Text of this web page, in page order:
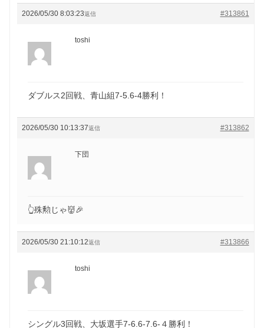
2026/05/30 8:03:23 #313861
返信
toshi
ダブルス2回戦、青山組7-5.6-4勝利！
2026/05/30 10:13:37 #313862
返信
下団
👆殊勲じゃ👹🎉
2026/05/30 21:10:12 #313866
返信
toshi
シングル3回戦、大坂選手7-6.6-7.6-４勝利！